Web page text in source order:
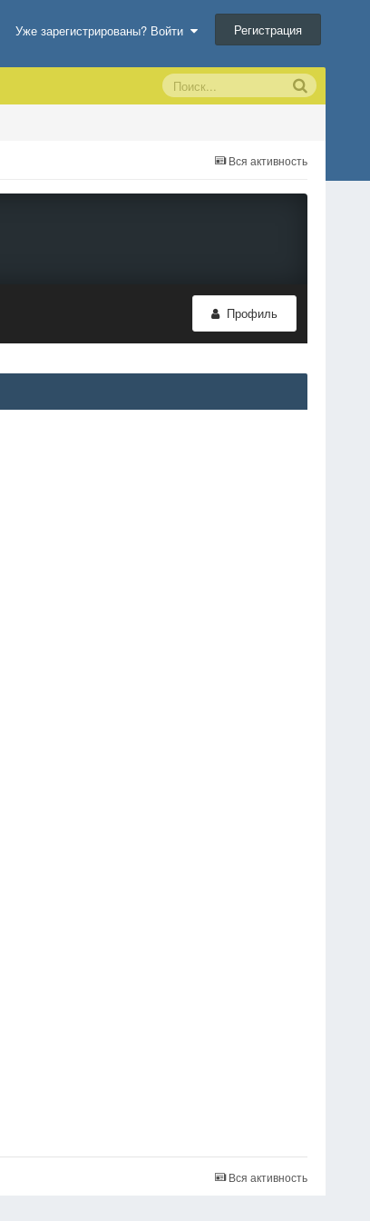
Уже зарегистрированы? Войти Регистрация
Вся активность
Профиль
Вся активность